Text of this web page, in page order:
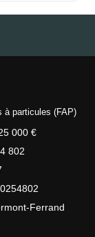
à particules (FAP)
000 €
802
Ferrand